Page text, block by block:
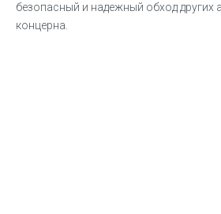
безопасный и надежный обход других
концерна.